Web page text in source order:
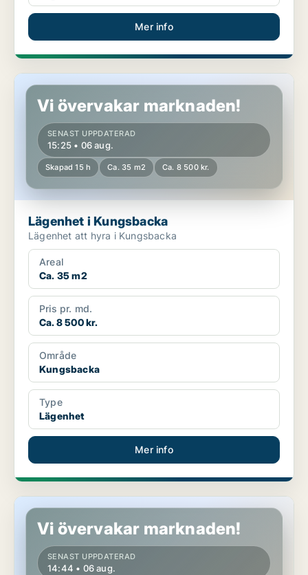
Mer info
Lägenhet i Kungsbacka
Vi övervakar marknaden!
SENAST UPPDATERAD
15:25 • 06 aug.
Skapad 15 h Ca. 35 m2 Ca. 8 500 kr.
Lägenhet i Kungsbacka
Lägenhet att hyra i Kungsbacka
Areal
Ca. 35 m2
Pris pr. md.
Ca. 8 500 kr.
Område
Kungsbacka
Type
Lägenhet
Mer info
Lägenhet i Laholm
Vi övervakar marknaden!
SENAST UPPDATERAD
14:44 • 06 aug.